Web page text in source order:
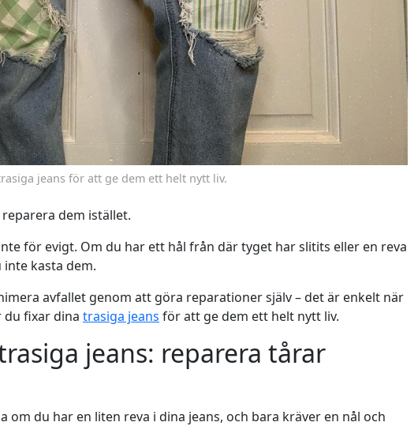
jeans för att ge dem ett helt nytt liv.
dem istället.
för evigt. Om du har ett hål från där tyget har slitits eller en reva
kasta dem.
avfallet genom att göra reparationer själv – det är enkelt när
du fixar dina trasiga jeans för att ge dem ett helt nytt liv.
jeans: reparera tårar
om du har en liten reva i dina jeans, och bara kräver en nål och